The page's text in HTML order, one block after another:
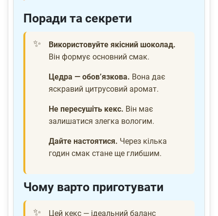
Поради та секрети
Використовуйте якісний шоколад.
Він формує основний смак.
Цедра — обов’язкова. Вона дає
яскравий цитрусовий аромат.
Не пересушіть кекс. Він має
залишатися злегка вологим.
Дайте настоятися. Через кілька
годин смак стане ще глибшим.
Чому варто приготувати
Цей кекс — ідеальний баланс